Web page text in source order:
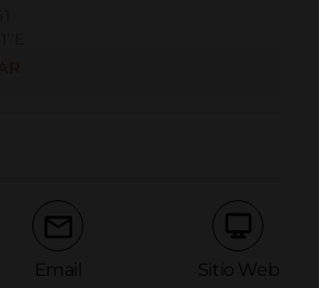
Email Sitio Web